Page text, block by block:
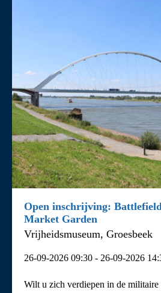
Open inschrijving:
Market Garden
Vrijheidsmuseum, Groesbeek
26-09-2026 09:30 - 26-09-2026
Wilt u zich verdiepen in de militaire